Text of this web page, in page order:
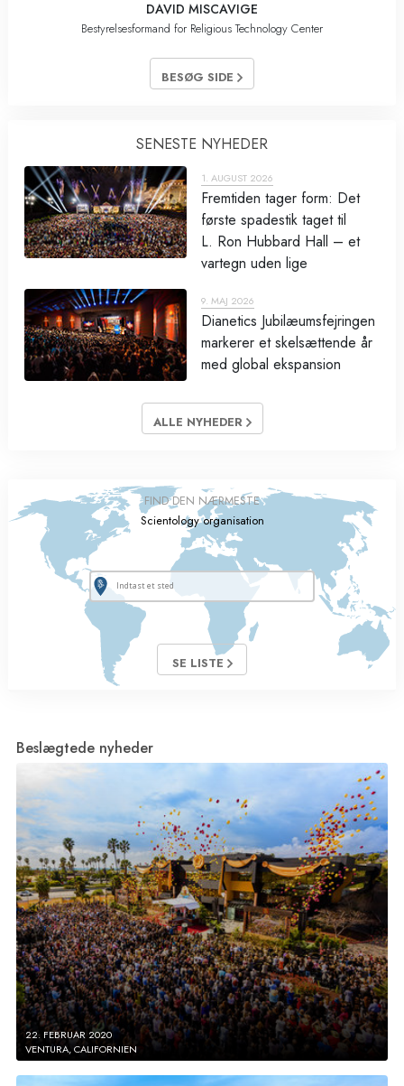
DAVID MISCAVIGE
Bestyrelsesformand for Religious Technology Center
BESØG SIDE
SENESTE NYHEDER
1. AUGUST 2026
Fremtiden tager form: Det
første spadestik taget til
L. Ron Hubbard Hall – et
vartegn uden lige
9. MAJ 2026
Dianetics Jubilæumsfejringen
markerer et skelsættende år
med global ekspansion
ALLE NYHEDER
FIND DEN NÆRMESTE
Scientology organisation
SE LISTE
Beslægtede nyheder
22. FEBRUAR 2020
VENTURA, CALIFORNIEN